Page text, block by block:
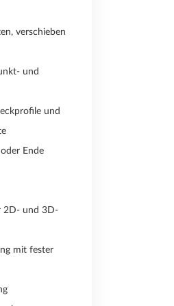
verschieben
und
und
Ende
2D- und 3D-
mit fester